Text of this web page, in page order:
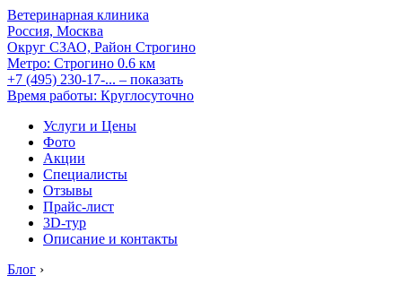
Ветеринарная клиника
Россия, Москва
Округ СЗАО, Район Строгино
Метро: Строгино 0.6 км
+7 (495) 230-17-... – показать
Время работы: Круглосуточно
Услуги и Цены
Фото
Акции
Специалисты
Отзывы
Прайс-лист
3D-тур
Описание и контакты
Блог ›